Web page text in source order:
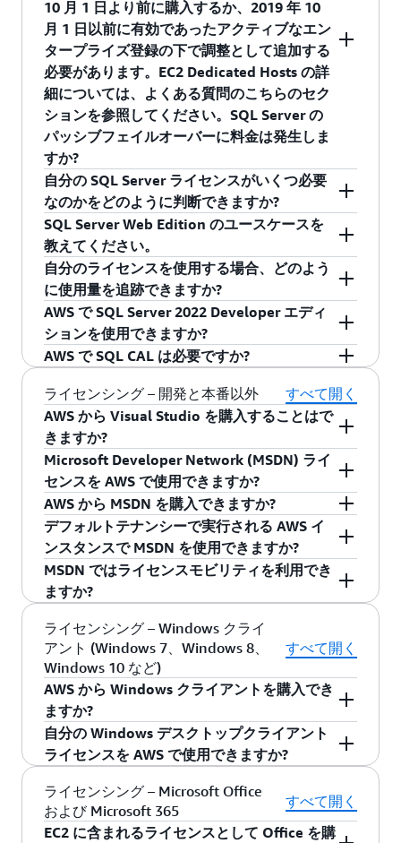
ライセンスモビリティの特典により、有効なソ
フトウェアアシュアランスを備えた SQL Server
ライセンスをデフォルト (共有) テナントの
Amazon EC2 に持ち込むことができます。このプ
ロセスについての詳細は、AWS ライセンスモビ
リティに関するページを参照してください。
Microsoft で記入と送信が必須となるライセンス
モビリティ検証フォームは、
ロードできます。
アクティブなソフトウェアアシュアランスな
しの SQL Server ライセンス
ソフトウェアアシュアランスを持たない SQL
Server ライセンスは、ライセンスが 2019 年 10
月 1 日より前に購入された場合、または 2019 年
10 月 1 日より前に有効であったアクティブなエ
ンタープライズ登録の下で調整として追加され
た場合、Dedicated Hosts でデプロイすることが
できます。これらの特定の BYOL シナリオでは、
ライセンスは 2019 年 10 月 1 日以前に利用可能
だったバージョンにのみアップグレードできま
す。Dedicated Hosts の詳細については、
Dedicated Hosts の詳細ページのみならず、よく
ある質問のこちらのセクションを参照してくだ
さい。
注: Microsoft のライセンス制限により、
Microsoft Cloud Solution Provider Program (CSP)
で購入した SQL Server ライセンスは、 AWS で
の BYOL の対象外です。
フトウェアアシュアランスを備えた SQL Server
ライセンスをデフォルトテナント EC2 に持ち込
む方法の詳細については、AWS のサイトの
Microsoft License Mobility ページ をご覧くださ
い。
10 月 1 日より前に購入するか、2019 年 10
月 1 日以前に有効であったアクティブなエン
タープライズ登録の下で調整として追加する
必要があります。EC2 Dedicated Hosts の詳
細については、よくある質問のこちらのセク
ションを参照してください。SQL Server の
パッシブフェイルオーバーに料金は発生しま
すか?
SQL Server のパッシブフェイルオーバーのライ
センスについては、さまざまな要素を検討する
必要があります。この情報は SQL Server ライセ
ンスにのみ該当するものであり、Windows
Server ライセンスには該当しません。いずれの
場合であっても、Windows Server のライセンス
を所有していることが必要です。SQL とフェイ
ルオーバーサーバーのシナリオについての詳細
は、「Microsoft SQL Server ライセンスガイド」
をご参照ください。
SQL Server のライセンスを含むインスタン
スを使用する:
EC2 における SQL Server ライセンス込みの
インスタンスを購入する場合、パッシブフェ
イルオーバーインスタンスのライセンスが必
要となります。
アクティブなソフトウェアアシュアランスを
備えた SQL Server ライセンスをデフォルト
のテナント EC2 に持ち込む:
ソフトウェアアシュアランスを備えた SQL
Server 2014 以降のバージョンをデフォルト
のテナント EC2 に持ち込むお客様は、アクテ
ィブインスタンスの仮想コア (vCPU) にライ
センスします。その代わりに、ソフトウェア
アシュアランスは、SQL Server ライセンスが
不要な 1 つのパッシブインスタンス (同等以
下のサイズ) をお客様に許可します。
Amazon EC2 Dedicated Hosts や Amazon
EC2 ハードウェア専有インスタンスに SQL
自分の SQL Server ライセンスがいくつ必要
なのかをどのように判断できますか?
ソフトウェアアシュアランスによる Microsoft ラ
イセンスモビリティを利用して SQL Server のラ
イセンシングを行っている場合、必要なライセ
ンス数は、インスタンスタイプ、SQL Server の
バージョン、選択する Microsoft ライセンシング
モデルにより異なります。Microsoft 製品規約に
基づいて必要な仮想コアライセンス数を計算す
るには、インスタンスタイプ別に仮想的に表し
たハードウェアスレッド数が記載されているこ
ちらの表を参照してください。
Dedicated Hosts を使用している場合、その
Dedicated Hosts にインストールされている物理
コアの数は EC2 によって通知されます。この情
報に基づいて、持ち込む必要がある SQL Server
ライセンスの数を計算できます。詳細について
は、SQL Server 2019 ライセンシングガイド (
こ
ちら ) などの Microsoft ドキュメントを参照して
SQL Server Web Edition のユースケースを
教えてください。
サービスプロバイダーの使用権利 (SPUR) によれ
ば、SQL Server Web はインターネット接続が可
能な公開ウェブページ、公開ウェブサイト、公
開ウェブアプリケーション、公開ウェブサービ
スをサポートするために使用できます。SQL
Server Web をビジネスアプリケーション (顧客
関係管理、エンタープライズリソース管理、そ
の他同様のアプリケーション) のサポートに使用
することはできません。SQL Server Web のユー
スケースに関するその他の情報については、
Microsoft または Microsoft 販売店にお問い合わ
せください。
自分のライセンスを使用する場合、どのよう
に使用量を追跡できますか?
AWS Config をデータソースとして使用すると、
ソケットやコアなどの物理リソースの設定変更
を追跡できます。AWS で BYOL インスタンスを
作成する前に、変更を記録する機能が AWS
Config で有効になっていることを確認してくだ
さい。AWS Config では、実行されるインスタン
スや対応する AMI ID などの変更を追跡します。
これらの変更は Host ID やインストールされたソ
ケット数や物理コア数などの Host レベルのデー
タとペアリングされます。AWS Config ではイン
スタンスタグの追跡も可能です。AWS Config ロ
グで BYOL インスタンスを人間に読める形式で表
示する場合は、意味のある識別子でインスタン
スにタグを付けることをお勧めします。AWS
Config の詳細については、このページ
てください。
AWS で SQL Server 2022 Developer エディ
ションを使用できますか?
はい。SQL Server 2022 Developerエディション
は Microsoft から無料でダウンロードできます。
SQL Server 2022 Developer エディションは、本
番以外、開発、テストのワークロードでの使用
を対象としています。AWS のお客様は、
Microsoft からダウンロードした SQL Server
2022 Developer エディションを Amazon EC2 イ
ンスタンスに持ち込んでインストールできま
す。SQL Server 2022 Developer エディションで
は、専用インフラストラクチャは必要ありませ
ん。
AWS で SQL CAL は必要ですか?
Amazon EC2 または Amazon RDS ライセンス込
みのインスタンスで SQL Server を使用するお客
様は、SQL Server のクライアントアクセスライ
センス (CAL) は必要ありません。ライセンス込み
のインスタンスで SQL Server にアクセスできる
エンドユーザー数に制限はありません。
ライセンスモビリティまたはライセンス持ち込
み (BYOL) を通じて Amazon EC2 で自分の SQL
Server ライセンスを使用するお客様は、オンプ
レミスに適用されているライセンスルールに引
き続き従う必要があります。Server/CAL モデル
で SQL Server を購入した場合、Microsoft ライセ
ンス要件を満たすために CAL が必要となります
が、CAL はオンプレミスに残るため、エンドユ
ーザーは AWS で稼働する SQL Server にアクセ
スできます。
ライセンシング – 開発と本番以外
すべて開く
AWS から Visual Studio を購入することはで
きますか?
はい。 Visual Studio Enterprise 2022
Studio Professional 2022は、EC2 上に含まれる
ライセンスとして購入することが可能です。
Microsoft Developer Network (MSDN) ライ
センスを AWS で使用できますか?
2019 年 10 月 1 日よりも前に Visual Studio クラ
ウドサブスクリプション、エンタープライズア
グリーメントサブスクリプション、オープンバ
リューサブスクリプション、キャンパスアグリ
ーメント、またはその他の「サブスクリプショ
ン」ボリュームライセンスプログラムを通じて
購入した Microsoft Development Network
(MSDN) サブスクリプションは、EC2 専有ホスト
または EC2 ハードウェア専有インスタンスにデ
プロイできます。ただし、Microsoft は、2019
年 10 月 1 日以降 に購入または更新されたサブス
クリプションに対して BYOL を許可しない、これ
づくライセンス条件を変更し、これらの新しい
条件は更新時に有効になります。
AWS から MSDN を購入できますか?
いいえ。AWS では MSDN ライセンスを販売して
いません。
デフォルトテナンシーで実行される AWS イ
ンスタンスで MSDN を使用できますか?
いいえ。Microsoft はデフォルトテナンシーで実
行される AWS インスタンスで MSDN ライセンス
を使用することを許可していません。
MSDN ではライセンスモビリティを利用でき
ますか?
いいえ。MSDN は Microsoft ライセンスモビリテ
ィプログラムには含まれていません。
ライセンシング – Windows クライ
アント (Windows 7、Windows 8、
Windows 10 など)
すべて開く
AWS から Windows クライアントを購入でき
ますか?
いいえ。AWS のいずれのサービスでも、
Windows クライアントのオペレーティングシス
テムライセンスは販売していません。
自分の Windows デスクトップクライアント
ライセンスを AWS で使用できますか?
はい。Microsoft のライセンス要件により、AWS
上での Windows Desktop Client BYOL には、VDA
E3/E5 ユーザーライセンス (Microsoft からサブ
ライセンシング – Microsoft Office
および Microsoft 365
すべて開く
EC2 に含まれるライセンスとして Office を購